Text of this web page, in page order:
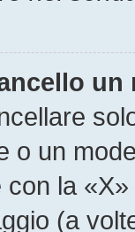
un
o un
la
(a